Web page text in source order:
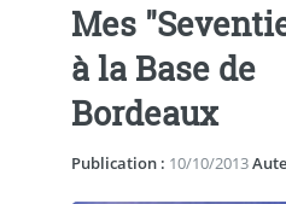
Mes
à la Base de
Bordeaux
Publication : 10/10/2013